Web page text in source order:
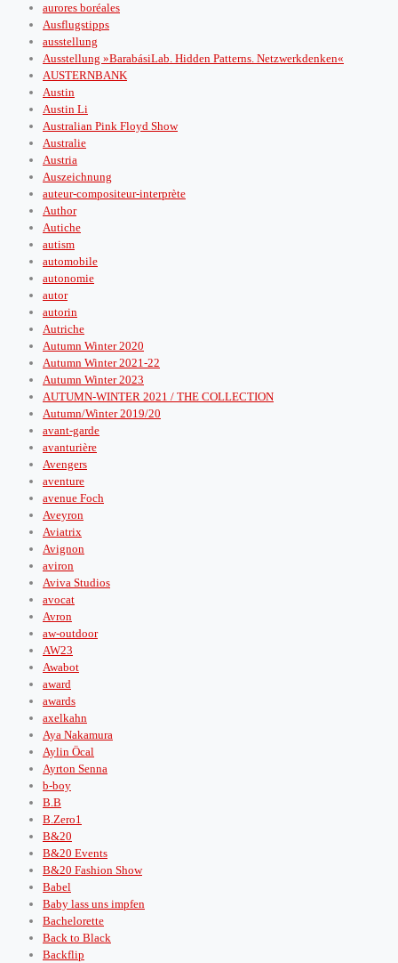
aurores boréales
Ausflugstipps
ausstellung
Ausstellung »BarabásiLab. Hidden Patterns. Netzwerkdenken«
AUSTERNBANK
Austin
Austin Li
Australian Pink Floyd Show
Australie
Austria
Auszeichnung
auteur-compositeur-interprète
Author
Autiche
autism
automobile
autonomie
autor
autorin
Autriche
Autumn Winter 2020
Autumn Winter 2021-22
Autumn Winter 2023
AUTUMN-WINTER 2021 / THE COLLECTION
Autumn/Winter 2019/20
avant-garde
avanturière
Avengers
aventure
avenue Foch
Aveyron
Aviatrix
Avignon
aviron
Aviva Studios
avocat
Avron
aw-outdoor
AW23
Awabot
award
awards
axelkahn
Aya Nakamura
Aylin Öcal
Ayrton Senna
b-boy
B.B
B.Zero1
B&20
B&20 Events
B&20 Fashion Show
Babel
Baby lass uns impfen
Bachelorette
Back to Black
Backflip